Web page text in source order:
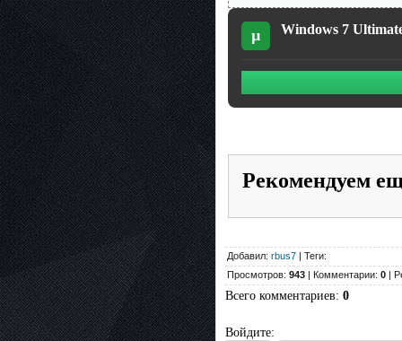
µ Windows 7
Рекомендуем
Добавил: rbus7 | Теги:
Просмотров: 943 | Комментарии: 0 |
Всего комментариев: 0
Войдите: